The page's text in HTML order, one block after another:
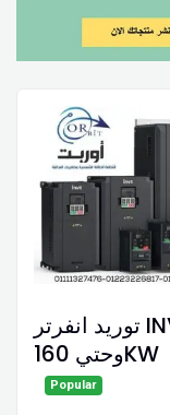
توريد انفرتر INVT جميع القدرات من 2.2KW
وحتي 160KW
Popular